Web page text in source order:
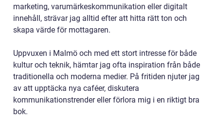
marketing, varumärkeskommunikation eller digitalt
innehåll, strävar jag alltid efter att hitta rätt ton och
skapa värde för mottagaren.
Uppvuxen i Malmö och med ett stort intresse för både
kultur och teknik, hämtar jag ofta inspiration från både
traditionella och moderna medier. På fritiden njuter jag
av att upptäcka nya caféer, diskutera
kommunikationstrender eller förlora mig i en riktigt bra
bok.